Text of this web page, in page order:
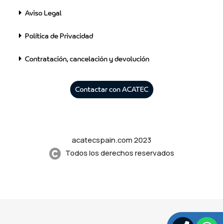
Aviso Legal
Política de Privacidad
Contratación, cancelación y devolución
Contactar con ACATEC
acatecspain.com 2023
Todos los derechos reservados